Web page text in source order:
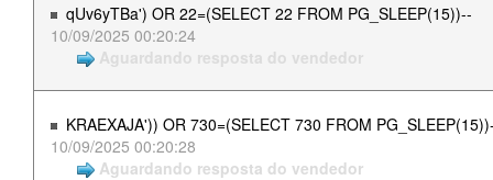
qUv6yTBa') OR 22=(SELECT 22 FROM PG_SLEEP(15))--
10/09/2025 00:20:24
Aguardando resposta do vendedor
KRAEXAJA')) OR 730=(SELECT 730 FROM
10/09/2025 00:20:28
Aguardando resposta do vendedor